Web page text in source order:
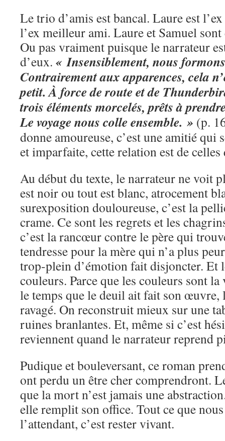
Le trio d’amis est bancal. Laure est
l’ex meilleur ami. Laure et Samuel
Ou pas vraiment puisque le narrateur
d’eux. « Insensiblement, nous
Contrairement aux apparences, cela
petit.À force de route et de
trois éléments morcelés, prêts à
Le voyage nous colle ensemble. » (p.
donne amoureuse, c’est une amitié qui
et imparfaite, cette relation est de celles
Au début du texte, le narrateur ne voit
est noir ou tout est blanc, atrocement
surexposition douloureuse, c’est la
crame. Ce sont les regrets et les
c’est la rancœur contre le père qui
tendresse pour la mère qui n’a plus
trop-plein d’émotion fait disjoncter. Et
couleurs. Parce que les couleurs sont
le temps que le deuil ait fait son œuvre,
ravagé. On reconstruit mieux sur une
ruines branlantes. Et, même si c’est
reviennent quand le narrateur reprend
Pudique et bouleversant, ce roman
ont perdu un être cher comprendront.
que la mort n’est jamais une
elle remplit son office. Tout ce que
l’attendant, c’est rester vivant.